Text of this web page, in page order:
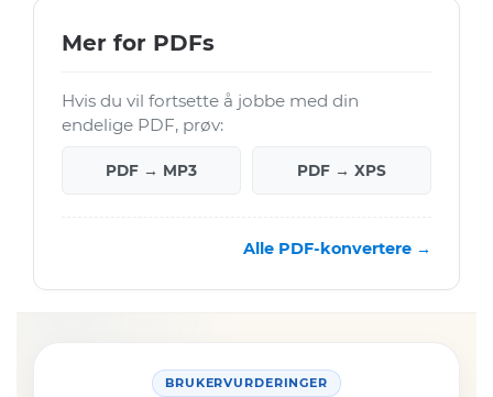
Mer for PDFs
Hvis du vil fortsette å jobbe med din
endelige PDF, prøv:
PDF → MP3 PDF → XPS
Alle PDF-konvertere →
BRUKERVURDERINGER